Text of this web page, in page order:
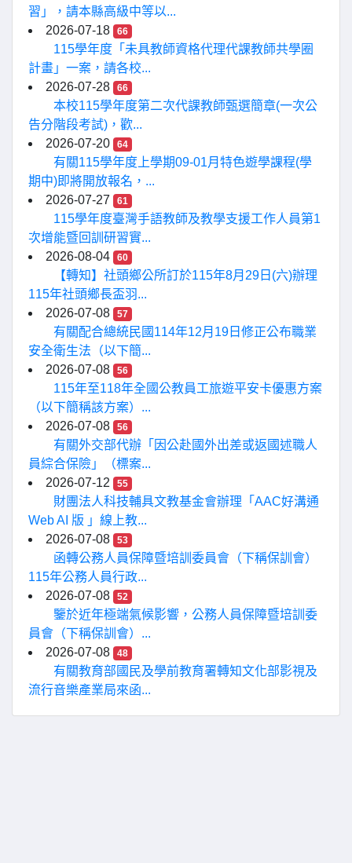
習」，請本縣高級中等以...
2026-07-18
66
115學年度「未具教師資格代理代課教師共學圈
計畫」一案，請各校...
2026-07-28
66
本校115學年度第二次代課教師甄選簡章(一次公
告分階段考試)，歡...
2026-07-20
64
有關115學年度上學期09-01月特色遊學課程(學
期中)即將開放報名，...
2026-07-27
61
115學年度臺灣手語教師及教學支援工作人員第1
次增能暨回訓研習實...
2026-08-04
60
【轉知】社頭鄉公所訂於115年8月29日(六)辦理
115年社頭鄉長盃羽...
2026-07-08
57
有關配合總統民國114年12月19日修正公布職業
安全衛生法（以下簡...
2026-07-08
56
115年至118年全國公教員工旅遊平安卡優惠方案
（以下簡稱該方案）...
2026-07-08
56
有關外交部代辦「因公赴國外出差或返國述職人
員綜合保險」（標案...
2026-07-12
55
財團法人科技輔具文教基金會辦理「AAC好溝通
Web AI 版 」線上教...
2026-07-08
53
函轉公務人員保障暨培訓委員會（下稱保訓會）
115年公務人員行政...
2026-07-08
52
鑒於近年極端氣候影響，公務人員保障暨培訓委
員會（下稱保訓會）...
2026-07-08
48
有關教育部國民及學前教育署轉知文化部影視及
流行音樂產業局來函...